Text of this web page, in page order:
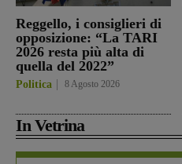
Reggello, i consiglieri di
opposizione: “La TARI
2026 resta più alta di
quella del 2022”
Politica 8 Agosto 2026
In Vetrina